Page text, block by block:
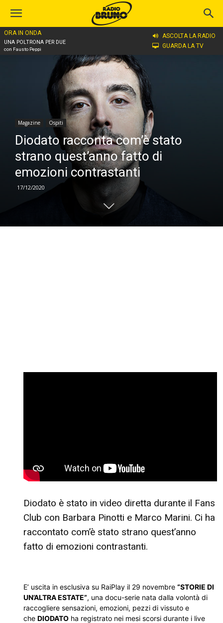
ORA IN ONDA
UNA POLTRONA PER DUE
con Fausto Peppi
ASCOLTA LA RADIO
GUARDA LA TV
Home
Magazine Ospiti
Diodato racconta com’è stato
strano quest’anno fatto di
emozioni contrastanti
17/12/2020
Diodato è stato in video diretta durante il Fans
Club con Barbara Pinotti e Marco Marini. Ci ha
raccontato com’è stato strano quest’anno
fatto di emozioni contrastanti.
E’ uscita in esclusiva su RaiPlay il 29 novembre “STORIE DI
UN’ALTRA ESTATE”, una docu-serie nata dalla volontà di
raccogliere sensazioni, emozioni, pezzi di vissuto e
che DIODATO ha registrato nei mesi scorsi durante i live